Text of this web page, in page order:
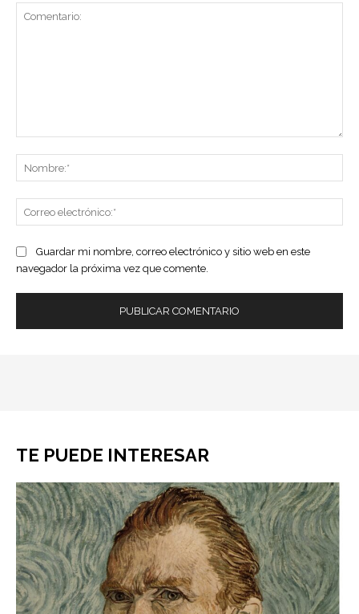
Guardar mi nombre, correo electrónico y sitio web en este
navegador la próxima vez que comente.
TE PUEDE INTERESAR